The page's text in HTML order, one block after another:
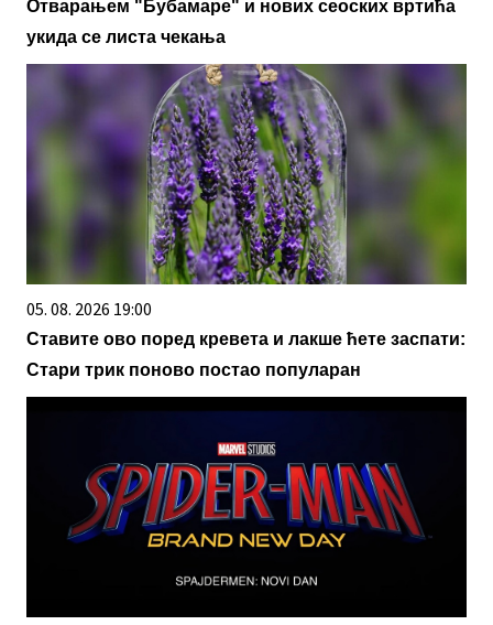
Отварањем "Бубамаре" и нових сеоских вртића
укида се листа чекања
05. 08. 2026 19:00
Ставите ово поред кревета и лакше ћете заспати:
Стари трик поново постао популаран